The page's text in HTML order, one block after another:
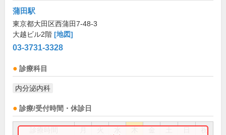
蒲田駅
東京都大田区西蒲田7-48-3
大越ビル2階 [地図]
03-3731-3328
診療科目
内分泌内科
診療/受付時間・休診日
祝